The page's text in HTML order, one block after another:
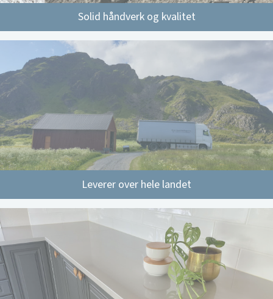
Solid håndverk og kvalitet
Leverer over hele landet